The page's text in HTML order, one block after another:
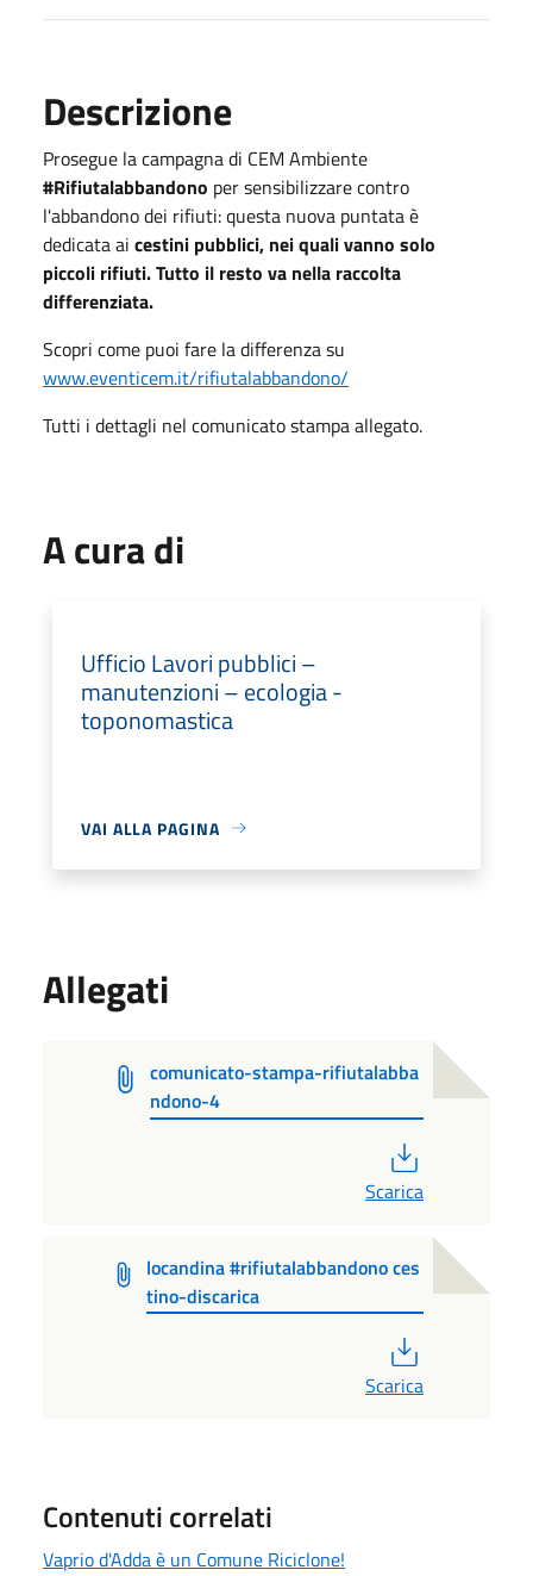
Descrizione
Prosegue la campagna di CEM Ambiente
#Rifiutalabbandono per sensibilizzare contro
l'abbandono dei rifiuti: questa nuova puntata è
dedicata ai cestini pubblici, nei quali vanno solo
piccoli rifiuti. Tutto il resto va nella raccolta
differenziata.
Scopri come puoi fare la differenza su
www.eventicem.it/rifiutalabbandono/
Tutti i dettagli nel comunicato stampa allegato.
A cura di
Ufficio Lavori pubblici –
manutenzioni – ecologia -
toponomastica
VAI ALLA PAGINA
Allegati
comunicato-stampa-rifiutalabba
ndono-4
Scarica
locandina #rifiutalabbandono ces
tino-discarica
Scarica
Contenuti correlati
Vaprio d'Adda è un Comune Riciclone!